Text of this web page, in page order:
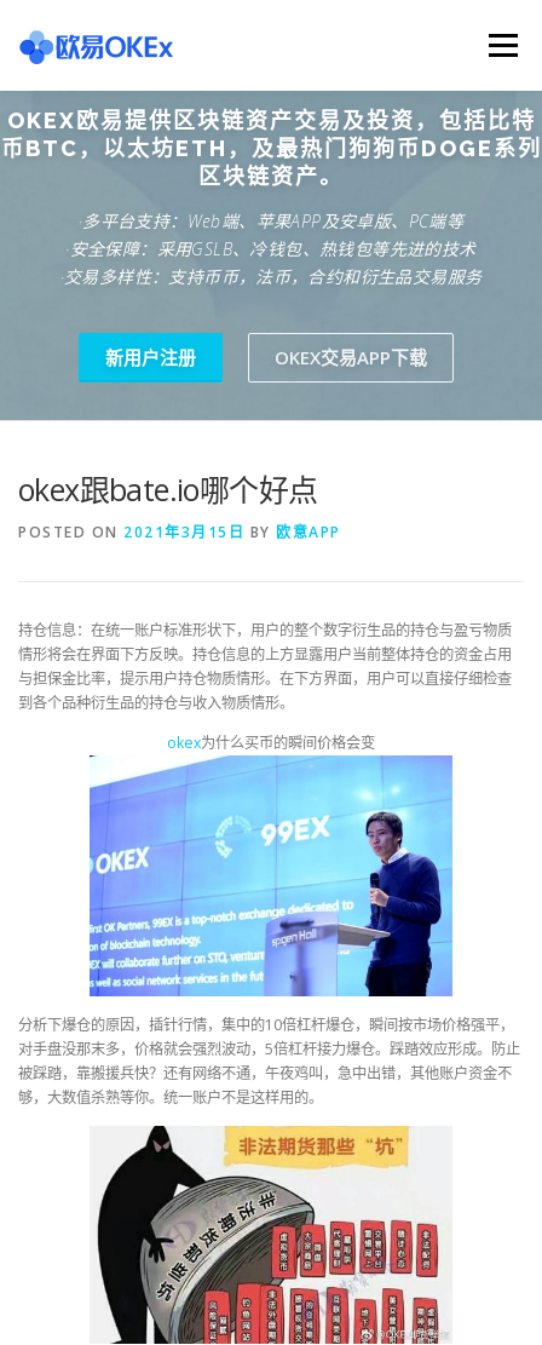
content
Menu
欧意交易所 关于欧意OKX 欧意APP下载
欧意注册网址 欧意交易下载 欧意团队
OKEX欧易提供区块链资产交易及投资，包括比特
币BTC，以太坊ETH，及最热门狗狗币DOGE系列
区块链资产。
·多平台支持：Web端、苹果APP及安卓版、PC端等
·安全保障：采用GSLB、冷钱包、热钱包等先进的技术
·交易多样性：支持币币，法币，合约和衍生品交易服务
新用户注册 OKEX交易APP下载
okex跟bate.io哪个好点
POSTED ON 2021年3月15日 BY 欧意APP
持仓信息：在统一账户标准形状下，用户的整个数字衍生品的持仓与盈亏物质
情形将会在界面下方反映。持仓信息的上方显露用户当前整体持仓的资金占用
与担保金比率，提示用户持仓物质情形。在下方界面，用户可以直接仔细检查
到各个品种衍生品的持仓与收入物质情形。
okex为什么买币的瞬间价格会变
分析下爆仓的原因，插针行情，集中的10倍杠杆爆仓，瞬间按市场价格强平，
对手盘没那末多，价格就会强烈波动，5倍杠杆接力爆仓。踩踏效应形成。防止
被踩踏，靠搬援兵快？还有网络不通，午夜鸡叫，急中出错，其他账户资金不
够，大数值杀熟等你。统一账户不是这样用的。